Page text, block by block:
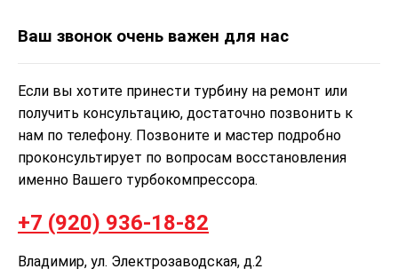
Ваш звонок очень важен для нас
Если вы хотите принести турбину на ремонт или
получить консультацию, достаточно позвонить к
нам по телефону. Позвоните и мастер подробно
проконсультирует по вопросам восстановления
именно Вашего турбокомпрессора.
+7 (920) 936-18-82
Владимир, ул. Электрозаводская, д.2